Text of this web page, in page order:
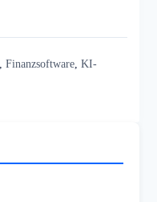
Finanzsoftware KI-